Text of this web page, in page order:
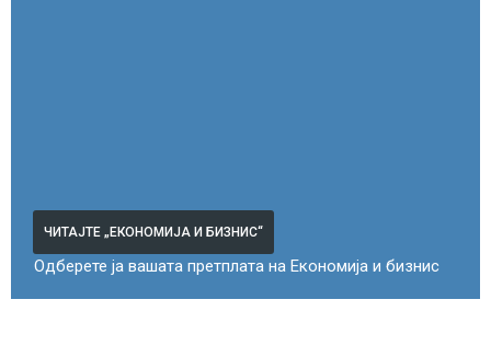
ЧИТАЈТЕ „ЕКОНОМИЈА И БИЗНИС“
Одберете ја вашата претплата на Економија и бизнис